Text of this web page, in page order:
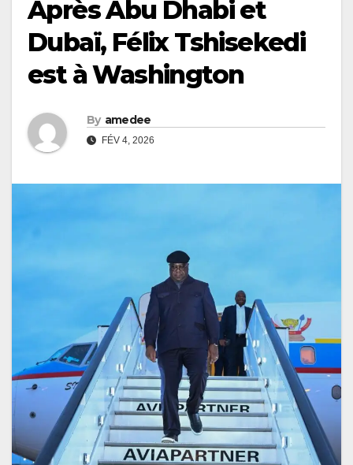
Après Abu Dhabi et
Dubaï, Félix Tshisekedi
est à Washington
By amedee
FÉV 4, 2026